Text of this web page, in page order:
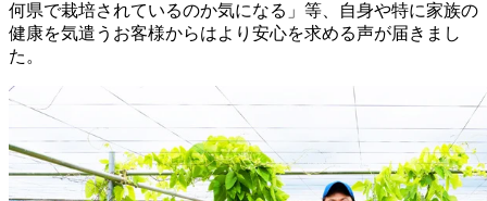
何県で栽培されているのか気になる」等、自身や特に家族の
健康を気遣うお客様からはより安心を求める声が届きまし
た。